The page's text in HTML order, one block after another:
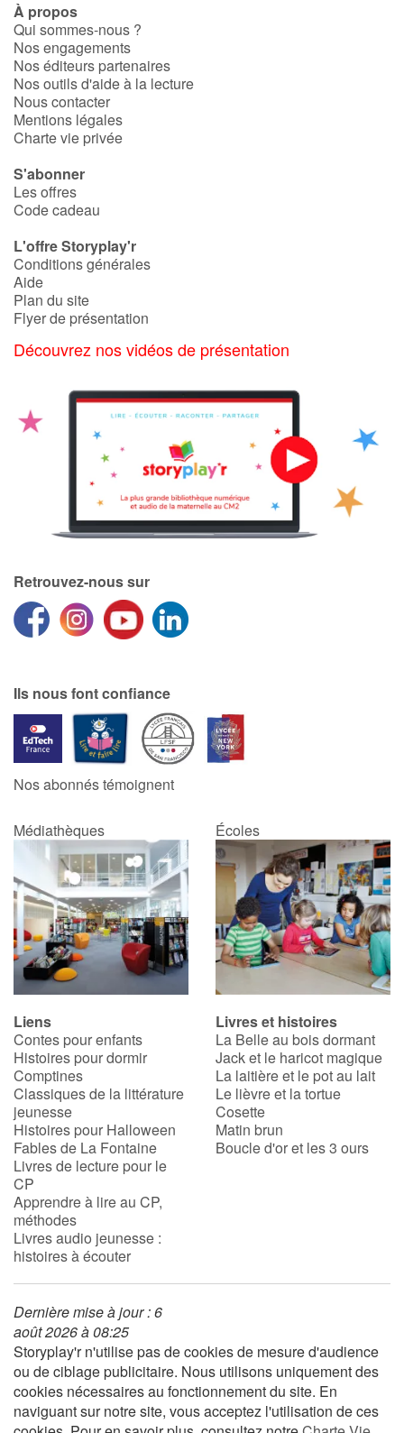
À propos
Qui sommes-nous ?
Nos engagements
Nos éditeurs partenaires
Nos outils d'aide à la lecture
Nous contacter
Mentions légales
Charte vie privée
S'abonner
Les offres
Code cadeau
L'offre Storyplay'r
Conditions générales
Aide
Plan du site
Flyer de présentation
Découvrez nos vidéos de présentation
Retrouvez-nous sur
Ils nous font confiance
Nos abonnés témoignent
Médiathèques Écoles
Liens
Contes pour enfants
Histoires pour dormir
Comptines
Classiques de la littérature
jeunesse
Histoires pour Halloween
Fables de La Fontaine
Livres de lecture pour le
CP
Apprendre à lire au CP,
méthodes
Livres audio jeunesse :
histoires à écouter
Livres et histoires
La Belle au bois dormant
Jack et le haricot magique
La laitière et le pot au lait
Le lièvre et la tortue
Cosette
Matin brun
Boucle d'or et les 3 ours
Dernière mise à jour : 6
août 2026 à 08:25
Storyplay'r n'utilise pas de cookies de mesure d'audience
ou de ciblage publicitaire. Nous utilisons uniquement des
cookies nécessaires au fonctionnement du site. En
naviguant sur notre site, vous acceptez l'utilisation de ces